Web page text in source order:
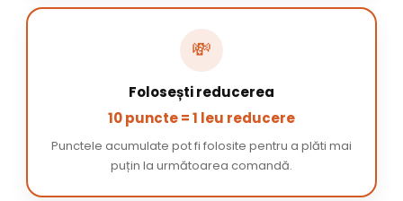
💸
Folosești reducerea
10 puncte = 1 leu reducere
Punctele acumulate pot fi folosite pentru a plăti mai
puțin la următoarea comandă.